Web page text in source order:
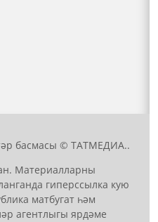
басмасы © ТАТМЕДИА..
Материалларны
гиперссылка кую
матбугат һәм
агентлыгы ярдәме